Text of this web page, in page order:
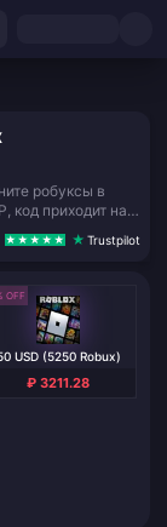
робуксы в
код приходит на
redeem
Trustpilot
OFF
USD (5250 Robux)
₽ 3211.28